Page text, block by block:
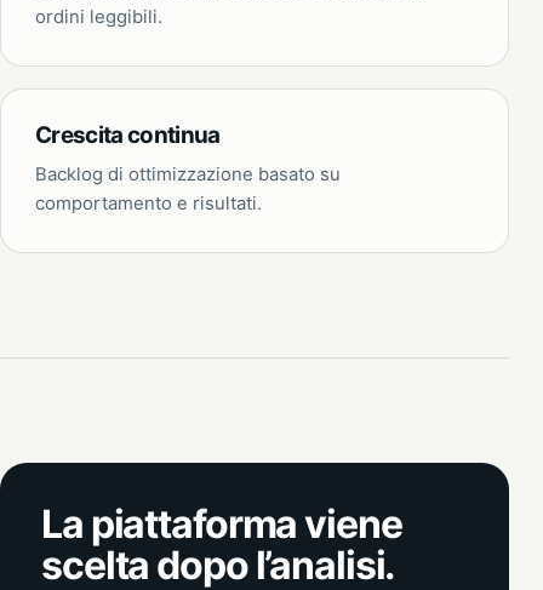
ordini leggibili.
Crescita continua
Backlog di ottimizzazione basato su
comportamento e risultati.
La piattaforma viene
scelta dopo l’analisi.